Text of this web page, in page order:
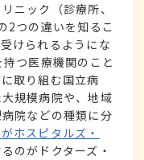
ニック（診療所、
2つの違いを知るこ
けられるようにな
つ医療機関のこと
取り組む国立病
規模病院や、地域
院などの種類に分
ホスピタルズ・
のがドクターズ・